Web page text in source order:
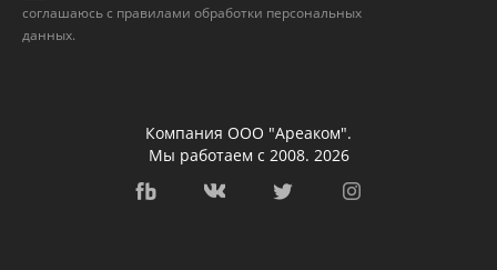
соглашаюсь с правилами обработки персональных
данных.
Компания ООО "Ареаком".
Мы работаем с 2008. 2026